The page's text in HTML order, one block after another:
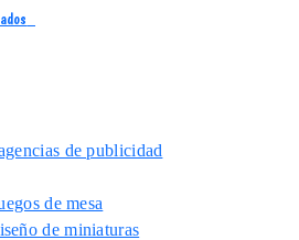
de publicidad
de mesa
de miniaturas